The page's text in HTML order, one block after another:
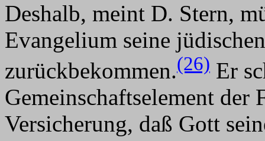
Deshalb, meint D. Stern,
Evangelium seine
zurückbekommen.(26) Er
Gemeinschaftselement der
Versicherung, daß Gott